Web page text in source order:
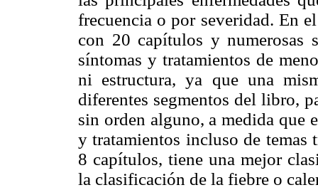
frecuencia o por severidad. En
con 20 capítulos y numerosas
síntomas y tratamientos de
ni estructura, ya que una
diferentes segmentos del libro,
sin orden alguno, a medida que
y tratamientos incluso de temas
8 capítulos, tiene una mejor
la clasificación de la fiebre o